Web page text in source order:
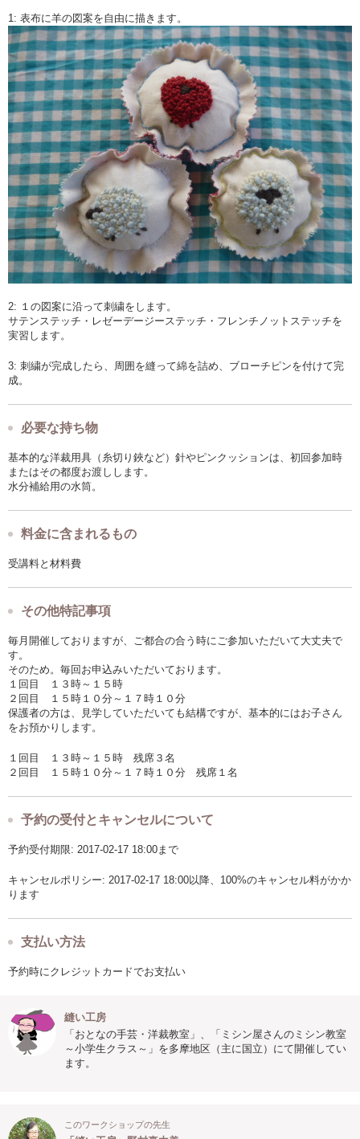
1: 表布に羊の図案を自由に描きます。
2: １の図案に沿って刺繍をします。
サテンステッチ・レゼーデージーステッチ・フレンチノットステッチを
実習します。
3: 刺繍が完成したら、周囲を縫って綿を詰め、ブローチピンを付けて完
成。
必要な持ち物
基本的な洋裁用具（糸切り鋏など）針やピンクッションは、初回参加時
またはその都度お渡しします。
水分補給用の水筒。
料金に含まれるもの
受講料と材料費
その他特記事項
毎月開催しておりますが、ご都合の合う時にご参加いただいて大丈夫で
す。
そのため。毎回お申込みいただいております。
１回目 １３時～１５時
２回目 １５時１０分～１７時１０分
保護者の方は、見学していただいても結構ですが、基本的にはお子さん
をお預かりします。
１回目 １３時～１５時 残席３名
２回目 １５時１０分～１７時１０分 残席１名
予約の受付とキャンセルについて
予約受付期限: 2017-02-17 18:00まで
キャンセルポリシー: 2017-02-17 18:00以降、100%のキャンセル料がかか
ります
支払い方法
予約時にクレジットカードでお支払い
縫い工房
「おとなの手芸・洋裁教室」、「ミシン屋さんのミシン教室
～小学生クラス～」を多摩地区（主に国立）にて開催してい
ます。
このワークショップの先生